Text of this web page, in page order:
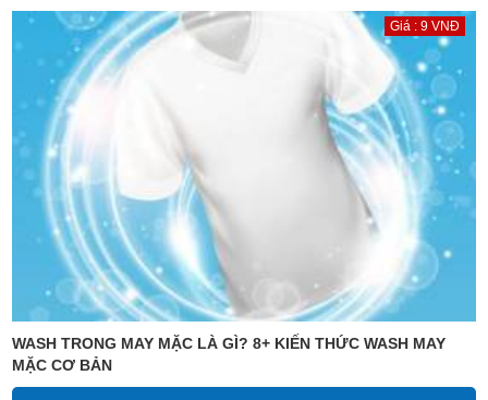
Giá : 9 VNĐ
WASH TRONG MAY MẶC LÀ GÌ? 8+ KIẾN THỨC WASH MAY
MẶC CƠ BẢN